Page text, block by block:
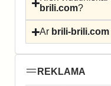
brili.com?
Ar brili-brili.com
REKLAMA